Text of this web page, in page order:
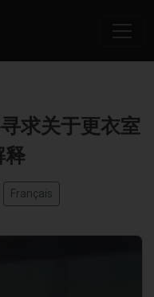
求关于更衣室
释
Français